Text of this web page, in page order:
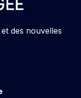
des nouvelles